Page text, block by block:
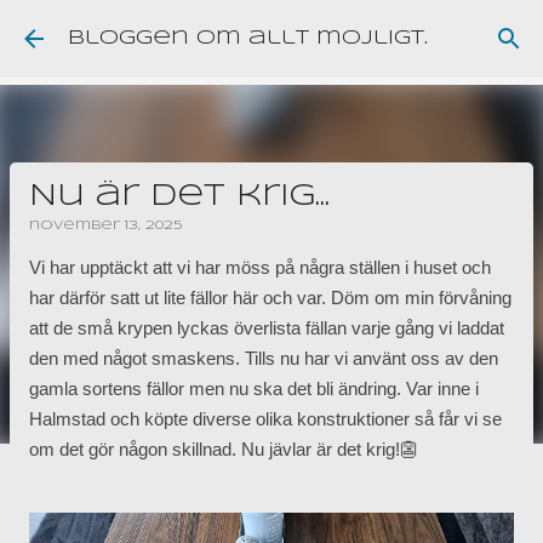
Fortsätt till huvudinnehåll
Bloggen om allt möjligt.
Nu är det krig...
november 13, 2025
Vi har upptäckt att vi har möss på några ställen i huset och
har därför satt ut lite fällor här och var. Döm om min förvåning
att de små krypen lyckas överlista fällan varje gång vi laddat
den med något smaskens. Tills nu har vi använt oss av den
gamla sortens fällor men nu ska det bli ändring. Var inne i
Halmstad och köpte diverse olika konstruktioner så får vi se
om det gör någon skillnad. Nu jävlar är det krig!👺